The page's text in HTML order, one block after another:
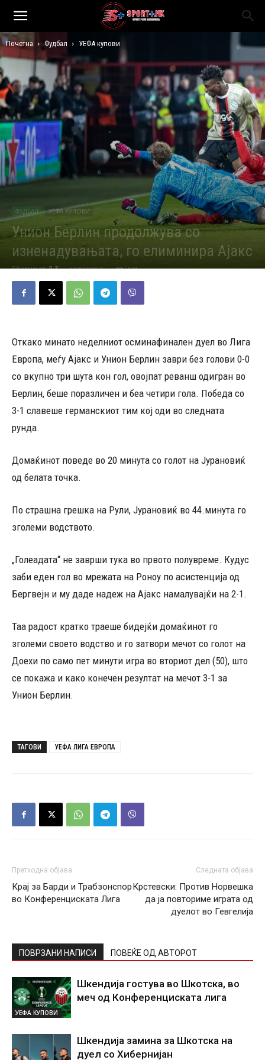
Почетна Фудбал УЕФА купови
ФУДБАЛ УЕФА КУПОВИ
Унион Берлин продолжува со
изненадувањата, го елиминира Ајакс
Објавено од Д.Т. - 23/02/2023 474
Откако минато неделниот осминафинален дуел во Лига
Европа, меѓу Ајакс и Унион Берлин заври без голови 0-0
со вкупно три шута кон гол, овојпат реванш одигран во
Берлин, беше поразличен и беа четири гола. Победа со
3-1 славеше германскиот тим кој оди во следната
рунда.
Домаќинот поведе во 20 минута со голот на Јурановиќ
од белата точка.
По страшна грешка на Рули, Јурановиќ во 44.минута го
зголеми водството.
„Голеадата“ не заврши тука во првото полувреме. Кудус
заби еден гол во мрежата на Роноу по асистенција од
Бергвејн и му даде надеж на Ајакс намалувајќи на 2-1.
Таа радост кратко траеше бидејќи домаќинот го
зголеми своето водство и го затвори мечот со голот на
Доехи по само пет минути игра во вториот дел (50), што
се покажа и како конечен резултат на мечот 3-1 за
Унион Берлин.
ТАГОВИ УЕФА ЛИГА ЕВРОПА
Претходна објава
Крај за Барди и Трабзонспор
во Конференциската Лига
Следната објава
Крстевски: Против Норвешка
да ја повториме играта од
дуелот во Гевгелија
ПОВРЗАНИ НАПИСИ ПОВЕЌЕ ОД АВТОРОТ
УЕФА КУПОВИ
Шкендија гостува во Шкотска, во
меч од Конференциската лига
Шкендија замина за Шкотска на
дуел со Хибернијан